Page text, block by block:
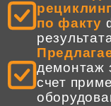
по факту
демонтаж
счет